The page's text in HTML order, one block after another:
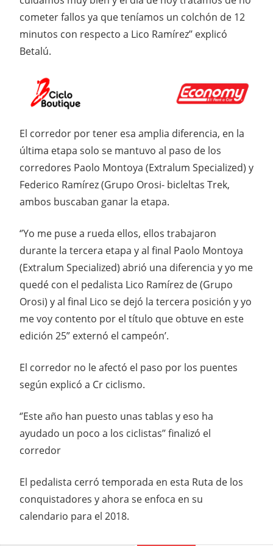
cometer fallos ya que teníamos un colchón de 12
minutos con respecto a Lico Ramírez’’ explicó
Betalú.
El corredor por tener esa amplia diferencia, en la
última etapa solo se mantuvo al paso de los
corredores Paolo Montoya (Extralum Specialized) y
Federico Ramírez (Grupo Orosi- bicleltas Trek,
ambos buscaban ganar la etapa.
‘’Yo me puse a rueda ellos, ellos trabajaron
durante la tercera etapa y al final Paolo Montoya
(Extralum Specialized) abrió una diferencia y yo me
quedé con el pedalista Lico Ramírez de (Grupo
Orosi) y al final Lico se dejó la tercera posición y yo
me voy contento por el título que obtuve en este
edición 25” externó el campeón’.
El corredor no le afectó el paso por los puentes
según explicó a Cr ciclismo.
‘’Este año han puesto unas tablas y eso ha
ayudado un poco a los ciclistas’’ finalizó el
corredor
El pedalista cerró temporada en esta Ruta de los
conquistadores y ahora se enfoca en su
calendario para el 2018.